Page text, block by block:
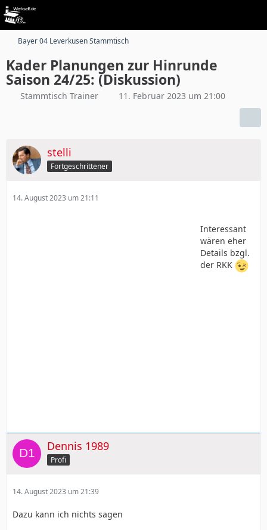
Bayer 04 Leverkusen Stammtisch
Kader Planungen zur Hinrunde
Saison 24/25: (Diskussion)
Stammtisch Trainer 11. Februar 2023 um 21:00
stelli
Fortgeschrittener
14. August 2023 um 21:11
Interessant
wären eher
Details bzgl.
der RKK
Dennis 1989
Profi
14. August 2023 um 21:39
Dazu kann ich nichts sagen